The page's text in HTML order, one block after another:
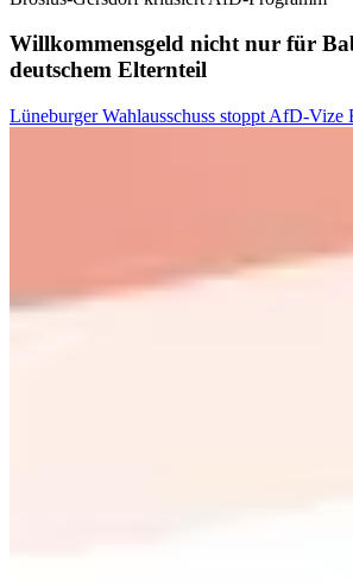
Willkommensgeld nicht nur für
deutschem Elternteil
Lüneburger Wahlausschuss stoppt AfD-Vize